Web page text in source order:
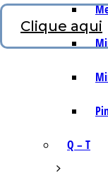
Q – T
Clique aqui